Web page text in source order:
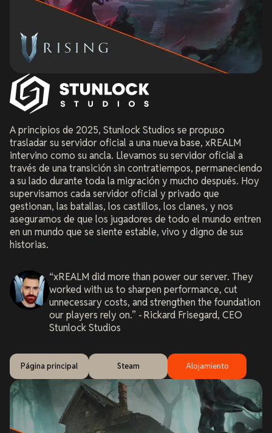
A principios de 2025, Stunlock Studios se propuso
trasladar su servidor oficial a una nueva base, xREALM
intervino como su ancla. Llevamos su servidor oficial a
través de una transición sin contratiempos, permaneciendo
a su lado durante toda la migración y mucho después. Hoy
supervisamos cada servidor oficial y privado que
gestionan, las batallas, los castillos, los clanes, y nos
aseguramos de que los jugadores de todo el mundo entren
en un mundo que se siente estable, vivo y digno de sus
historias.
xREALM did more than power our server. They
worked with us to sharpen performance, cut
unnecessary costs, and strengthen the foundation
our players rely on.
Rickard Frisegard, CEO
Stunlock Studios
Página principal Steam Alojamiento